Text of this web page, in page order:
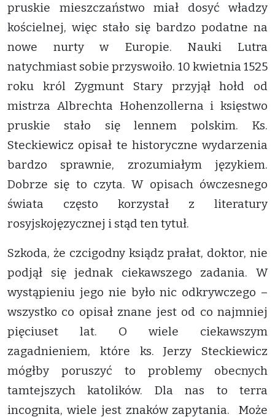
pruskie mieszczaństwo miał dosyć władzy
kościelnej, więc stało się bardzo podatne na
nowe nurty w Europie. Nauki Lutra
natychmiast sobie przyswoiło. 10 kwietnia 1525
roku król Zygmunt Stary przyjął hołd od
mistrza Albrechta Hohenzollerna i księstwo
pruskie stało się lennem polskim. Ks.
Steckiewicz opisał te historyczne wydarzenia
bardzo sprawnie, zrozumiałym językiem.
Dobrze się to czyta. W opisach ówczesnego
świata często korzystał z literatury
rosyjskojęzycznej i stąd ten tytuł.
Szkoda, że czcigodny ksiądz prałat, doktor, nie
podjął się jednak ciekawszego zadania. W
wystąpieniu jego nie było nic odkrywczego –
wszystko co opisał znane jest od co najmniej
pięciuset lat. O wiele ciekawszym
zagadnieniem, które ks. Jerzy Steckiewicz
mógłby poruszyć to problemy obecnych
tamtejszych katolików. Dla nas to terra
incognita, wiele jest znaków zapytania. Może